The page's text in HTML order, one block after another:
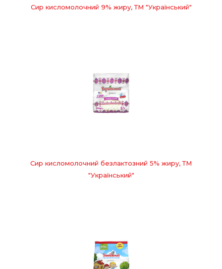
Сир кисломолочний 9% жиру, ТМ "Український"
Сир кисломолочний безлактозний 5% жиру, ТМ
"Український"